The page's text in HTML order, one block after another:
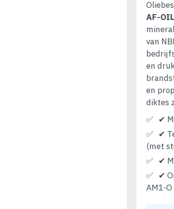
AF-OIL
van
en
en
diktes
✔
✔
(met
✔
✔
AM1-O